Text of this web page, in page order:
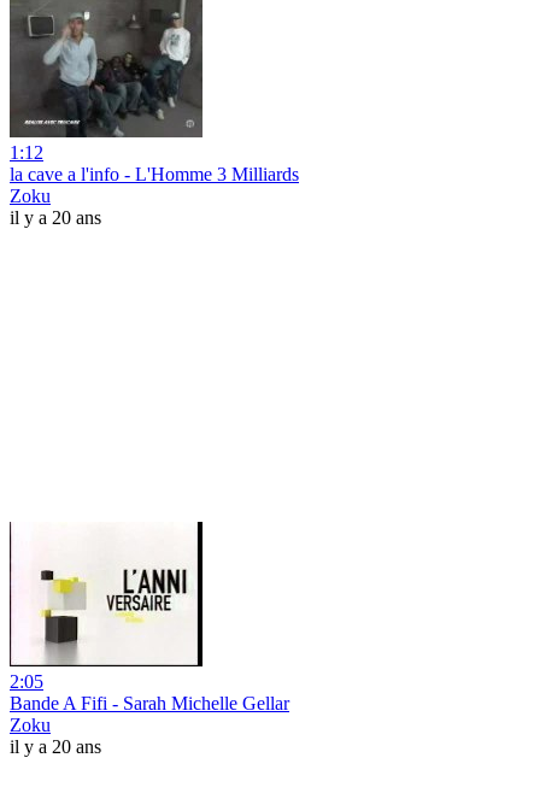
1:12
la cave a l'info - L'Homme 3 Milliards
Zoku
il y a 20 ans
2:05
Bande A Fifi - Sarah Michelle Gellar
Zoku
il y a 20 ans